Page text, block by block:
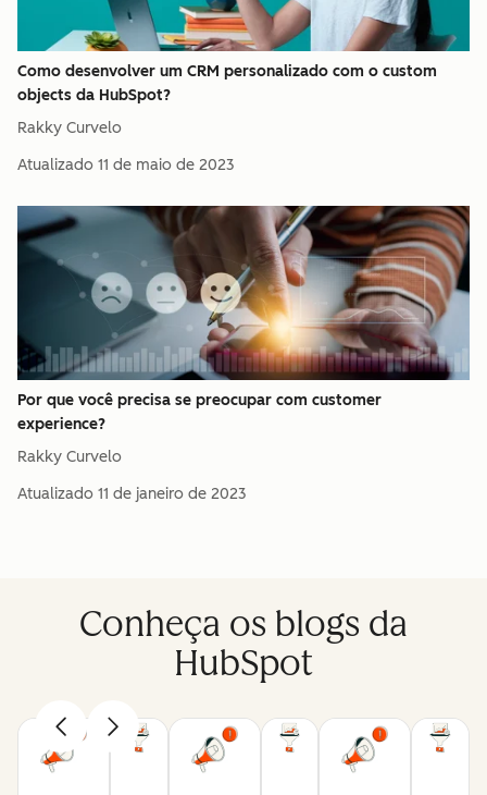
Como desenvolver um CRM personalizado com o custom
objects da HubSpot?
Rakky Curvelo
Atualizado 11 de maio de 2023
Por que você precisa se preocupar com customer
experience?
Rakky Curvelo
Atualizado 11 de janeiro de 2023
Conheça os blogs da
HubSpot